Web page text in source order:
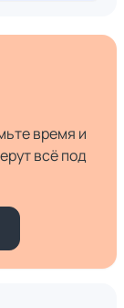
время и
всё под